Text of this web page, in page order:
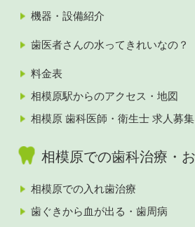
機器・設備紹介
歯医者さんの水ってきれいなの？
料金表
相模原駅からのアクセス・地図
相模原 歯科医師・衛生士 求人募集
相模原での歯科治療・
相模原での入れ歯治療
歯ぐきから血が出る・歯周病